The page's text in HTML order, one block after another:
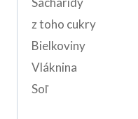
z toho cukry
Bielkoviny
Vláknina
Soľ